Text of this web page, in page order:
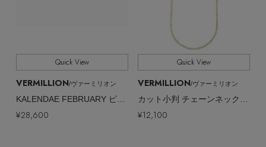
【エディターズ・エッセンシャル】
ベーシックとトレンドが交差する16の名品
Quick View
VERMILLION/ヴァーミリオン
KALENDAE FEBRUARY ピアス
¥28,600
Quick View
VERMILLION/ヴァーミリオン
¥12,100